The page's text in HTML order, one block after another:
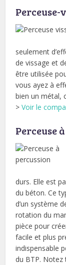
Perceuse-
seulement
de vissage et
être utilisée
vous ayez à
bien un métal,
>Voir le
Perceuse
durs. Elle est
du béton. Ce
d’un système
rotation du
pièce pour
facile et plus
indispensable
du BTP. Notez